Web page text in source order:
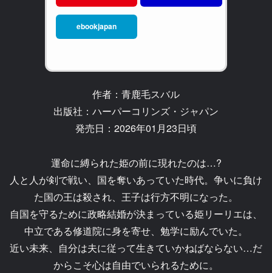
ebookjapan
作者：青鹿毛スバル
出版社：ハーパーコリンズ・ジャパン
発売日：2026年01月23日頃
運命に縛られた姫の前に現れたのは…?
人と人が剣で戦い、国を奪いあっていた時代。争いに負け
た国の王は殺され、王子は行方不明になった。
自国を守るために政略結婚が決まっている姫リーリエは、
中立である修道院に身を寄せ、勉学に励んでいた。
近い未来、自分は夫に従って生きていかねばならない…だ
からこそ心は自由でいられるために。